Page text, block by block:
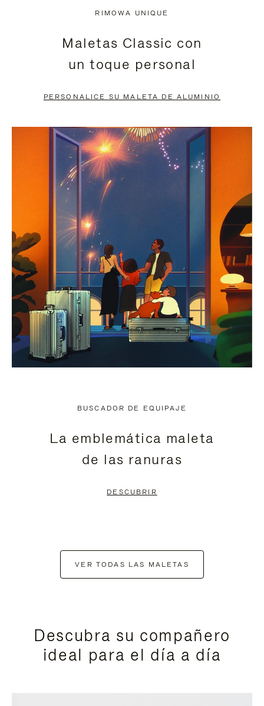
PAUSADO,
PULSE
PARA
ESTÁ
DESACTIVADO:
PULSE
ACTIVARLO.
RIMOWA UNIQUE
Maletas Classic con
un toque personal
PERSONALICE SU MALETA DE ALUMINIO
BUSCADOR DE EQUIPAJE
La emblemática maleta
de las ranuras
DESCUBRIR
VER TODAS LAS MALETAS
Descubra su compañero
ideal para el día a día